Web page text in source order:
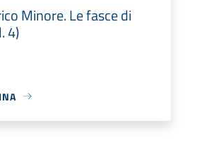
Minore. Le fasce di
4)